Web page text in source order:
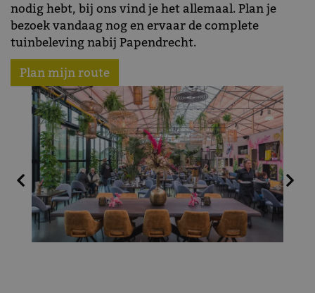
nodig hebt, bij ons vind je het allemaal. Plan je
bezoek vandaag nog en ervaar de complete
tuinbeleving nabij Papendrecht.
Plan mijn route